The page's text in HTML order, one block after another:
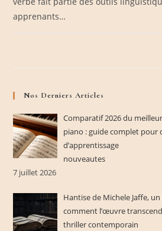
apprenants…
Nos Derniers Articles
Comparatif 2026 du
piano : guide complet
d’apprentissage
nouveautes
7 juillet 2026
Hantise de Michele Jaffe,
comment l’œuvre
thriller contemporain